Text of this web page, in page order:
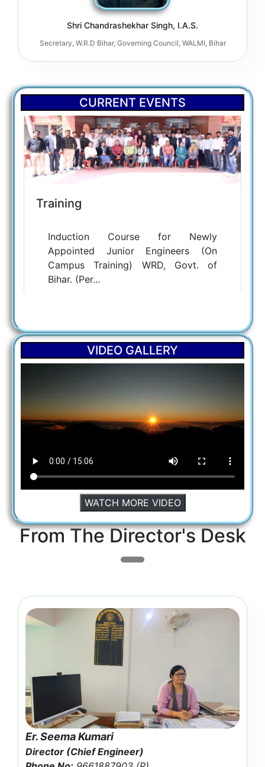
Shri Chandrashekhar Singh, I.A.S.
Secretary, W.R.D Bihar, Governing Council, WALMI, Bihar
CURRENT EVENTS
Training
Induction Course for Newly
Campus Training) WRD, Govt. of
Read more...
Training
Induction Course for Newly
Appointed Junior Engineers (On
Campus Training) WRD, Govt. of
Bihar. (Per...
Training
Induction Course for Newly
Appointed Junior Engineers (On
VIDEO GALLERY
WATCH MORE VIDEO
From The Director's Desk
Er. Seema Kumari
Director (Chief Engineer)